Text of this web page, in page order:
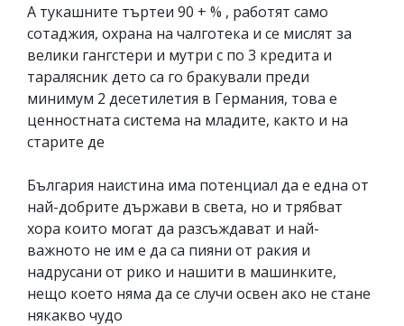
А тукашните търтеи 90 + % , работят само
сотаджия, охрана на чалготека и се мислят за
велики гангстери и мутри с по 3 кредита и
таралясник дето са го бракували преди
минимум 2 десетилетия в Германия, това е
ценностната система на младите, както и на
старите де
България наистина има потенциал да е една от
най-добрите държави в света, но и трябват
хора които могат да разсъждават и най-
важното не им е да са пияни от ракия и
надрусани от рико и нашити в машинките,
нещо което няма да се случи освен ако не стане
някакво чудо